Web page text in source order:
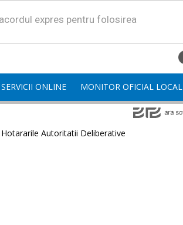
expres pentru folosirea
SERVICII ONLINE MONITOR OFICIAL LOCAL
Hotararile Autoritatii Deliberative